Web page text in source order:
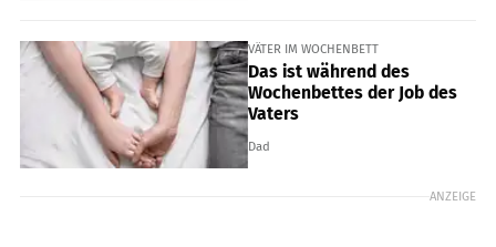
VÄTER IM WOCHENBETT
Das ist während des
Wochenbettes der Job des
Vaters
Dad
ANZEIGE